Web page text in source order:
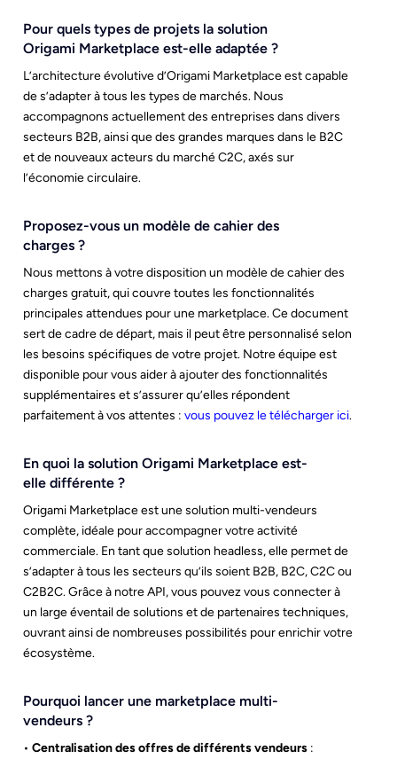
Pour quels types de projets la solution
Origami Marketplace est-elle adaptée ?
L’architecture évolutive d’Origami Marketplace est capable
de s’adapter à tous les types de marchés. Nous
accompagnons actuellement des entreprises dans divers
secteurs B2B, ainsi que des grandes marques dans le B2C
et de nouveaux acteurs du marché C2C, axés sur
l’économie circulaire.
Proposez-vous un modèle de cahier des
charges ?
Nous mettons à votre disposition un modèle de cahier des
charges gratuit, qui couvre toutes les fonctionnalités
principales attendues pour une marketplace. Ce document
sert de cadre de départ, mais il peut être personnalisé selon
les besoins spécifiques de votre projet. Notre équipe est
disponible pour vous aider à ajouter des fonctionnalités
supplémentaires et s’assurer qu’elles répondent
parfaitement à vos attentes : vous pouvez le télécharger ici.
En quoi la solution Origami Marketplace est-
elle différente ?
Origami Marketplace est une solution multi-vendeurs
complète, idéale pour accompagner votre activité
commerciale. En tant que solution headless, elle permet de
s’adapter à tous les secteurs qu’ils soient B2B, B2C, C2C ou
C2B2C. Grâce à notre API, vous pouvez vous connecter à
un large éventail de solutions et de partenaires techniques,
ouvrant ainsi de nombreuses possibilités pour enrichir votre
écosystème.
Pourquoi lancer une marketplace multi-
vendeurs ?
• Centralisation des offres de différents vendeurs :